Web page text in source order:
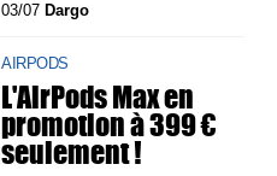
03/07 Dargo
AIRPODS
L'AirPods Max en
promotion à 399 €
seulement !